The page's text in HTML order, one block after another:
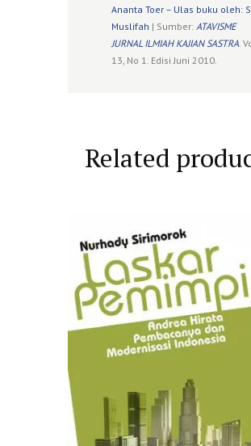
Ananta Toer – Ulas buku oleh:
Muslifah | Sumber: ATAVISME
JURNAL ILMIAH KAJIAN SASTRA.
13, No 1. Edisi Juni 2010.
Related